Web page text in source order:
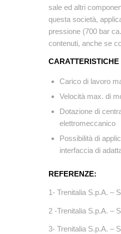
sale ed altri
questa società,
pressione (700 bar
contenuti, anche se
Carico di lavoro
Velocità max. di
Dotazione di
elettromeccanico
Possibilità di
interfaccia di
REFERENZE:
1- Trenitalia S.p.A. –
2 -Trenitalia S.p.A. –
3- Trenitalia S.p.A. –